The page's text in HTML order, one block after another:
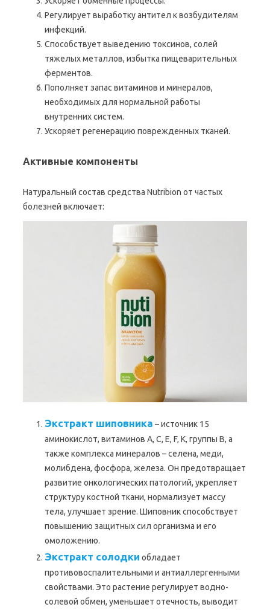
Регулирует выработку антител к возбудителям
инфекций.
Способствует выведению токсинов, солей
тяжелых металлов, избытка пищеварительных
ферментов.
Пополняет запас витаминов и минералов,
необходимых для нормальной работы
внутренних систем.
Ускоряет регенерацию поврежденных тканей.
Активные компоненты
Натуральный состав средства Nutribion от частых
болезней включает:
Экстракт шиповника – источник 15
аминокислот, витаминов А, С, Е, F, К, группы В, а
также комплекса минералов – селена, меди,
молибдена, фосфора, железа. Он предотвращает
развитие онкологических патологий, укрепляет
структуру костной ткани, нормализует массу
тела, улучшает зрение. Шиповник способствует
повышению защитных сил организма и его
омоложению.
Экстракт солодки обладает
противовоспалительными и антиаллергенными
свойствами. Это растение регулирует водно-
солевой обмен, уменьшает отечность, выводит